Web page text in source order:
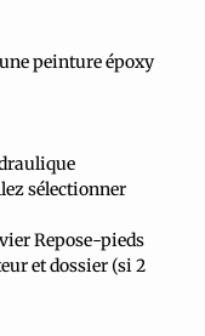
peinture époxy
sélectionner
Repose-pieds
et dossier (si 2